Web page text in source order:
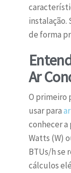
instalação.
de forma
Ar
O primeiro
usar para
conhecer
Watts (W)
BTUs/h se
cálculos